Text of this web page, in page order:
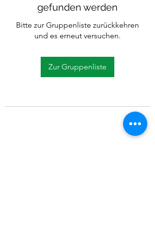
gefunden werden
Bitte zur Gruppenliste zurückkehren
und es erneut versuchen.
Zur Gruppenliste